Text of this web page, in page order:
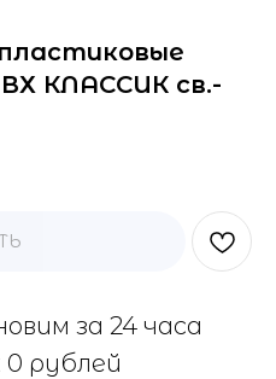
КЛАССИК св.-
за 24 часа
рублей